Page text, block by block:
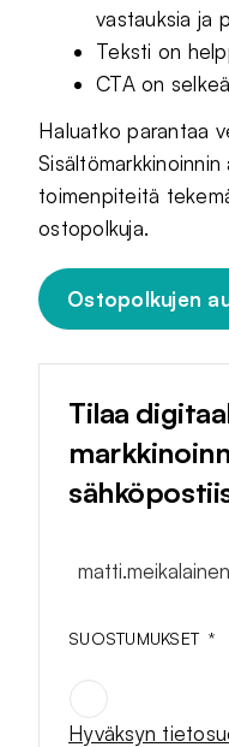
vastauksia ja
Teksti on
CTA on
Haluatko parantaa
toimenpiteitä
ostopolkuja.
Ostopolkujen
Tilaa
SUOSTUMUKSET *
Hyväksyn